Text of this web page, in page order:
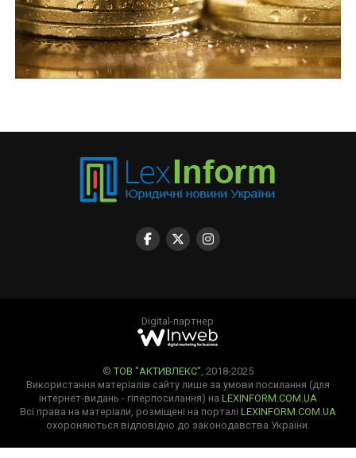
Digital-партнер
© ТОВ "АКТИВЛЕКС" , 2018-2025
Використання матеріалів сайту лише за умови посилання (для
інтернет-видань - гіперпосилання) на LEXINFORM.COM.UA
Всі права на матеріали, розміщені на порталі LEXINFORM.COM.UA
охороняються відповідно до законодавства України.